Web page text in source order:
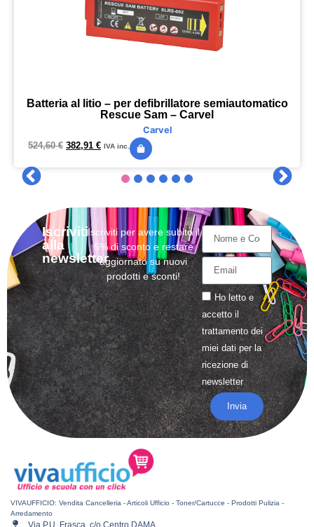
Batteria al litio – per defibrillatore semiautomatico
Rescue Sam – Carvel
Carvel
524,60€ 382,91 € IVA inc.
Iscriviti
alla
newsletter
Iscriviti per avere subito il
5% di sconto e restare
aggiornato su nuovi
prodotti e sconti!
Ho letto e
accetto il
trattamentodei
miei dati per la
ricezione di
newsletter
Invia
VIVAUFFICIO: Vendita Cancelleria - Articoli Ufficio - Toner/Cartucce - Prodotti Pulizia -
Arredamento